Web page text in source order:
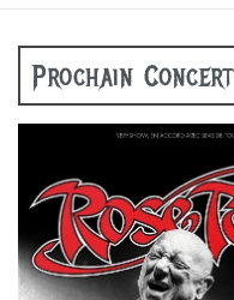
Prochain Concert